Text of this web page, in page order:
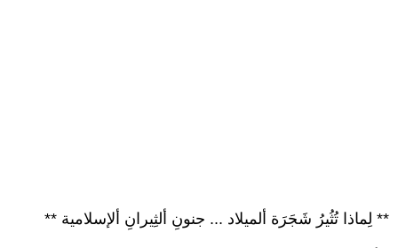
** لِماذا تُثُيرُ شَجَرَة ألميلاد ... جنونِ ألثِيرانِ ألإسلامية **